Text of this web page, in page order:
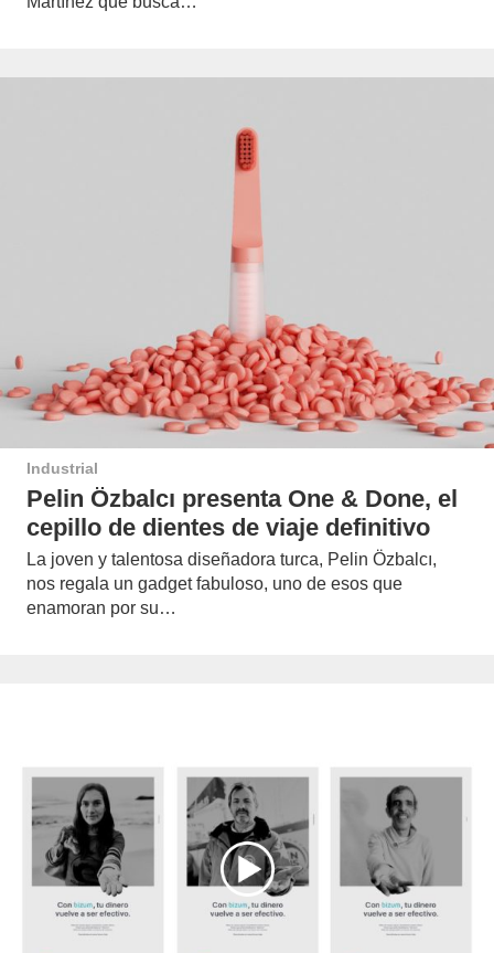
Industrial
Pelin Özbalcı presenta One & Done, el
cepillo de dientes de viaje definitivo
La joven y talentosa diseñadora turca, Pelin Özbalcı,
nos regala un gadget fabuloso, uno de esos que
enamoran por su…